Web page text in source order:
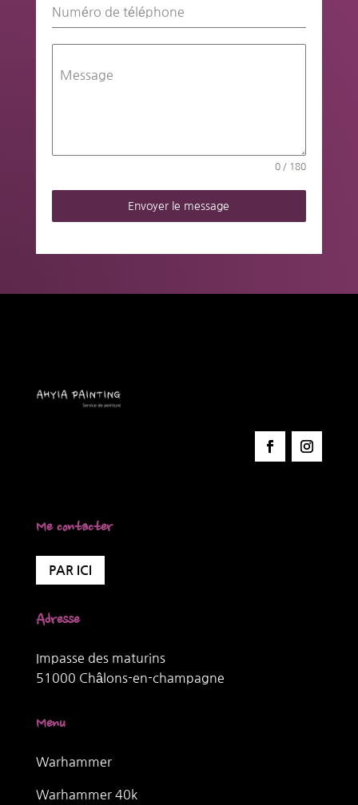
Numéro de téléphone
Message
0 / 180
Envoyer le message
Me contacter
PAR ICI
Adresse
Impasse des maturins
51000 Châlons-en-champagne
Menu
Warhammer
Warhammer 40k